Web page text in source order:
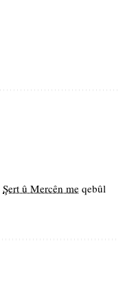
Şert û Mercên me qebûl